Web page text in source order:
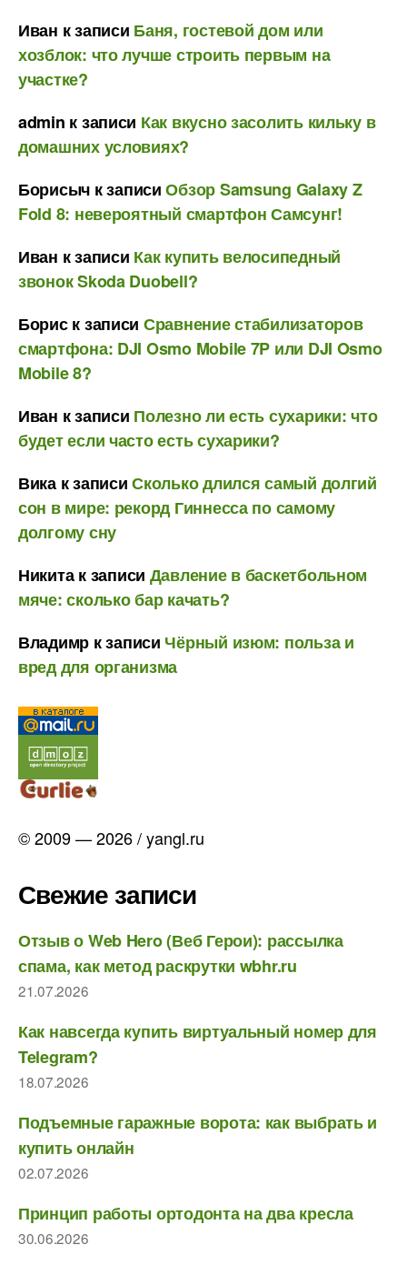
Иван к записи Баня, гостевой дом или
хозблок: что лучше строить первым на
участке?
admin к записи Как вкусно засолить кильку в
домашних условиях?
Борисыч к записиОбзор Samsung Galaxy Z
Fold 8: невероятный смартфон Самсунг!
Иван к записи Как купить велосипедный
звонок Skoda Duobell?
Бориск записи Сравнение стабилизаторов
смартфона: DJI Osmo Mobile 7P или DJI Osmo
Mobile 8?
Иван к записи Полезно ли есть сухарики: что
будет если часто есть сухарики?
Викак записиСколько длился самый долгий
сон в мире: рекорд Гиннесса по самому
долгому сну
Никитак записи Давление в баскетбольном
мяче: сколько бар качать?
Владимр к записи Чёрный изюм: польза и
вред для организма
© 2009 — 2026 / yangl.ru
Свежие записи
Отзыв о Web Hero (Веб Герои): рассылка
спама, как метод раскрутки wbhr.ru
21.07.2026
Как навсегда купить виртуальный номер для
Telegram?
18.07.2026
Подъемные гаражные ворота: как выбрать и
купить онлайн
02.07.2026
Принцип работы ортодонта на два кресла
30.06.2026